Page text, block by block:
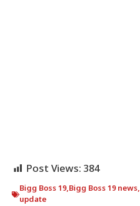
Post Views: 384
Bigg Boss 19,Bigg Boss 19 news,
update